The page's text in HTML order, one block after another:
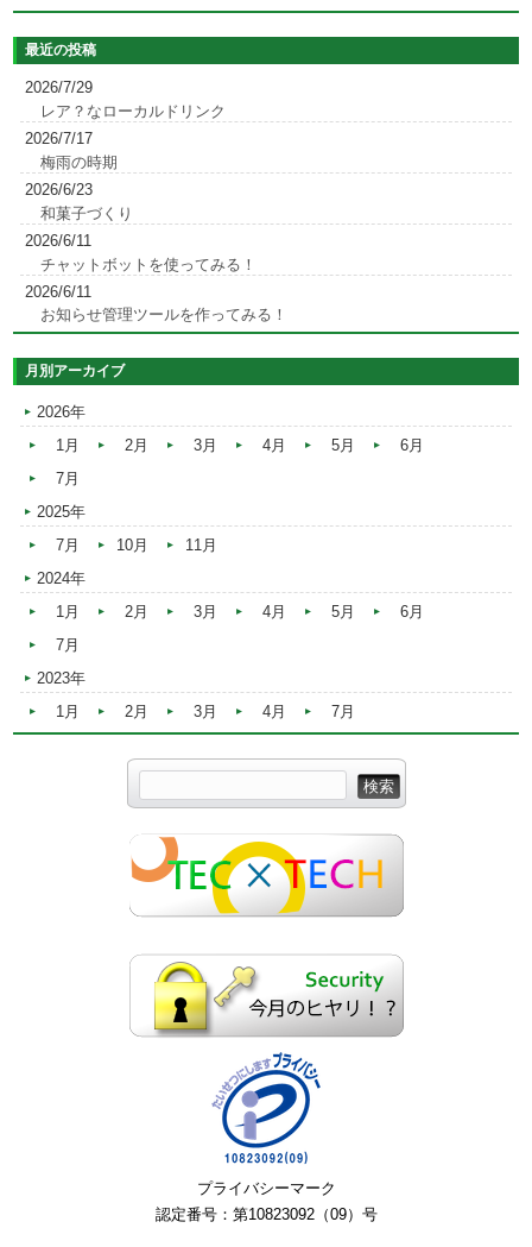
最近の投稿
2026/7/29
レア？なローカルドリンク
2026/7/17
梅雨の時期
2026/6/23
和菓子づくり
2026/6/11
チャットボットを使ってみる！
2026/6/11
お知らせ管理ツールを作ってみる！
月別アーカイブ
2026年
1月
2月 3月 4月 5月
6月
7月
2025年
7月
10月
11月
2024年
1月
2月 3月 4月 5月
6月
7月
2023年
1月
2月 3月 4月 7月
プライバシーマーク
認定番号：第10823092（09）号